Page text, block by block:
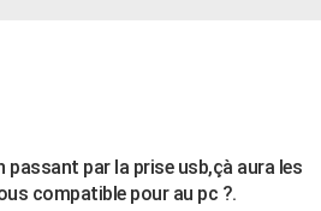
passant par la prise usb,çà aura les
compatible pour au pc ?.